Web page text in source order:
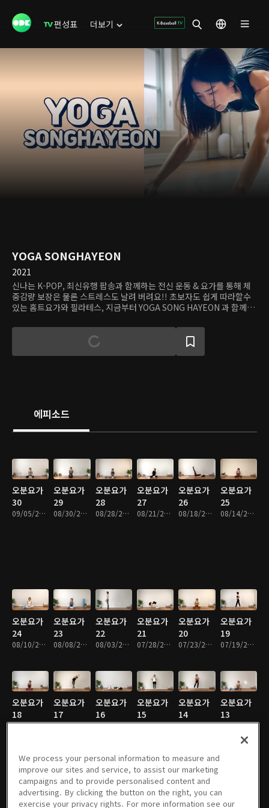
편성표 더보기
YOGA SONGHAYEON
2021
신나는 K-POP, 최신유행 팝송과 함께하는 전신 운동 & 요가를 통해 체
중감량 보장은 물론 스트레스도 날려 버려요!! 초보자도 쉽게 따라할수
있는 홈트요가와 필라테스, 지금부터 YOGA SONG HAYEON 과 함께해
에피소드
오분요가
30
09/05/2023 • 24분
오분요가
29
08/30/2023 • 19분
오분요가
28
08/28/2023 • 34분
오분요가
27
08/21/2023 • 22분
오분요가
26
08/18/2023 • 14분
오분요가
25
08/14/2023 • 24분
오분요가
24
08/10/2023 • 21분
오분요가
23
08/08/2023 • 16분
오분요가
22
08/03/2023 • 14분
오분요가
21
07/28/2023 • 21분
오분요가
20
07/23/2023 • 19분
오분요가
19
07/19/2023 • 26분
오분요가
18
07/17/2023 • 18분
오분요가
17
07/13/2023 • 19분
오분요가
16
07/11/2023 • 11분
오분요가
15
07/07/2023 • 13분
오분요가
14
06/20/2023 • 14분
오분요가
13
06/16/2023 • 13분
오분요가
12
오분요가
11
오분요가
10
오분요가
9
오분요가
8
7
We process your personal information to measure and
improve our sites and service, to assist our marketing
campaigns and to provide personalised content and
advertising. By clicking the button on the right, you can
exercise your privacy rights. For more information see our